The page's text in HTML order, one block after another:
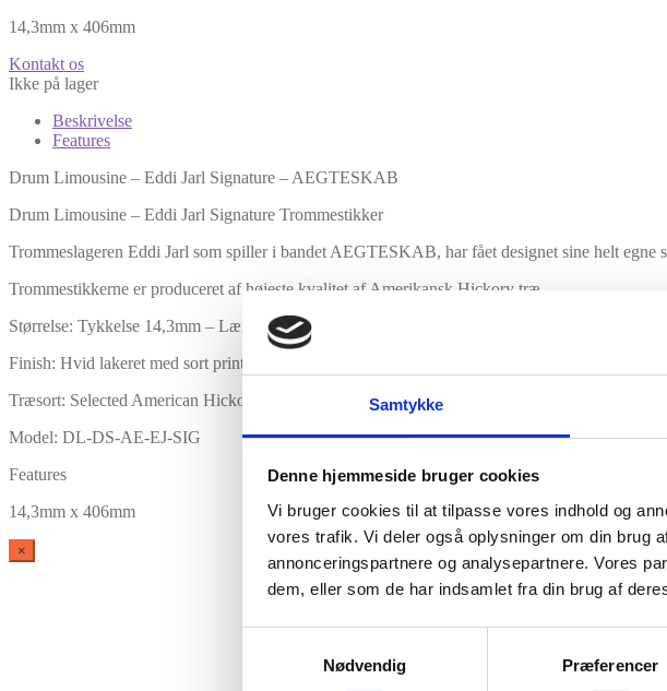
Samtykke
Denne hjemmeside bruger cookies
Vi bruger cookies til at tilpasse vores indhold og
vores trafik. Vi deler også oplysninger om din brug
annonceringspartnere og analysepartnere. Vores
dem, eller som de har indsamlet fra din brug af
Nødvendig
Præferencer
14,3mm x 406mm
Kontakt os
Ikke på lager
Beskrivelse
Features
Drum Limousine – Eddi Jarl Signature – AEGTESKAB
Drum Limousine – Eddi Jarl Signature Trommestikker
Trommeslageren Eddi Jarl som spiller i bandet AEGTESKAB, har fået designet sine helt egne
Trommestikkerne er produceret af højeste kvalitet af Amerikansk Hickory træ.
Størrelse: Tykkelse 14,3mm – Længde 406mm
Finish: Hvid lakeret med sort print.
Træsort: Selected American Hickory
Model: DL-DS-AE-EJ-SIG
Features
14,3mm x 406mm
×